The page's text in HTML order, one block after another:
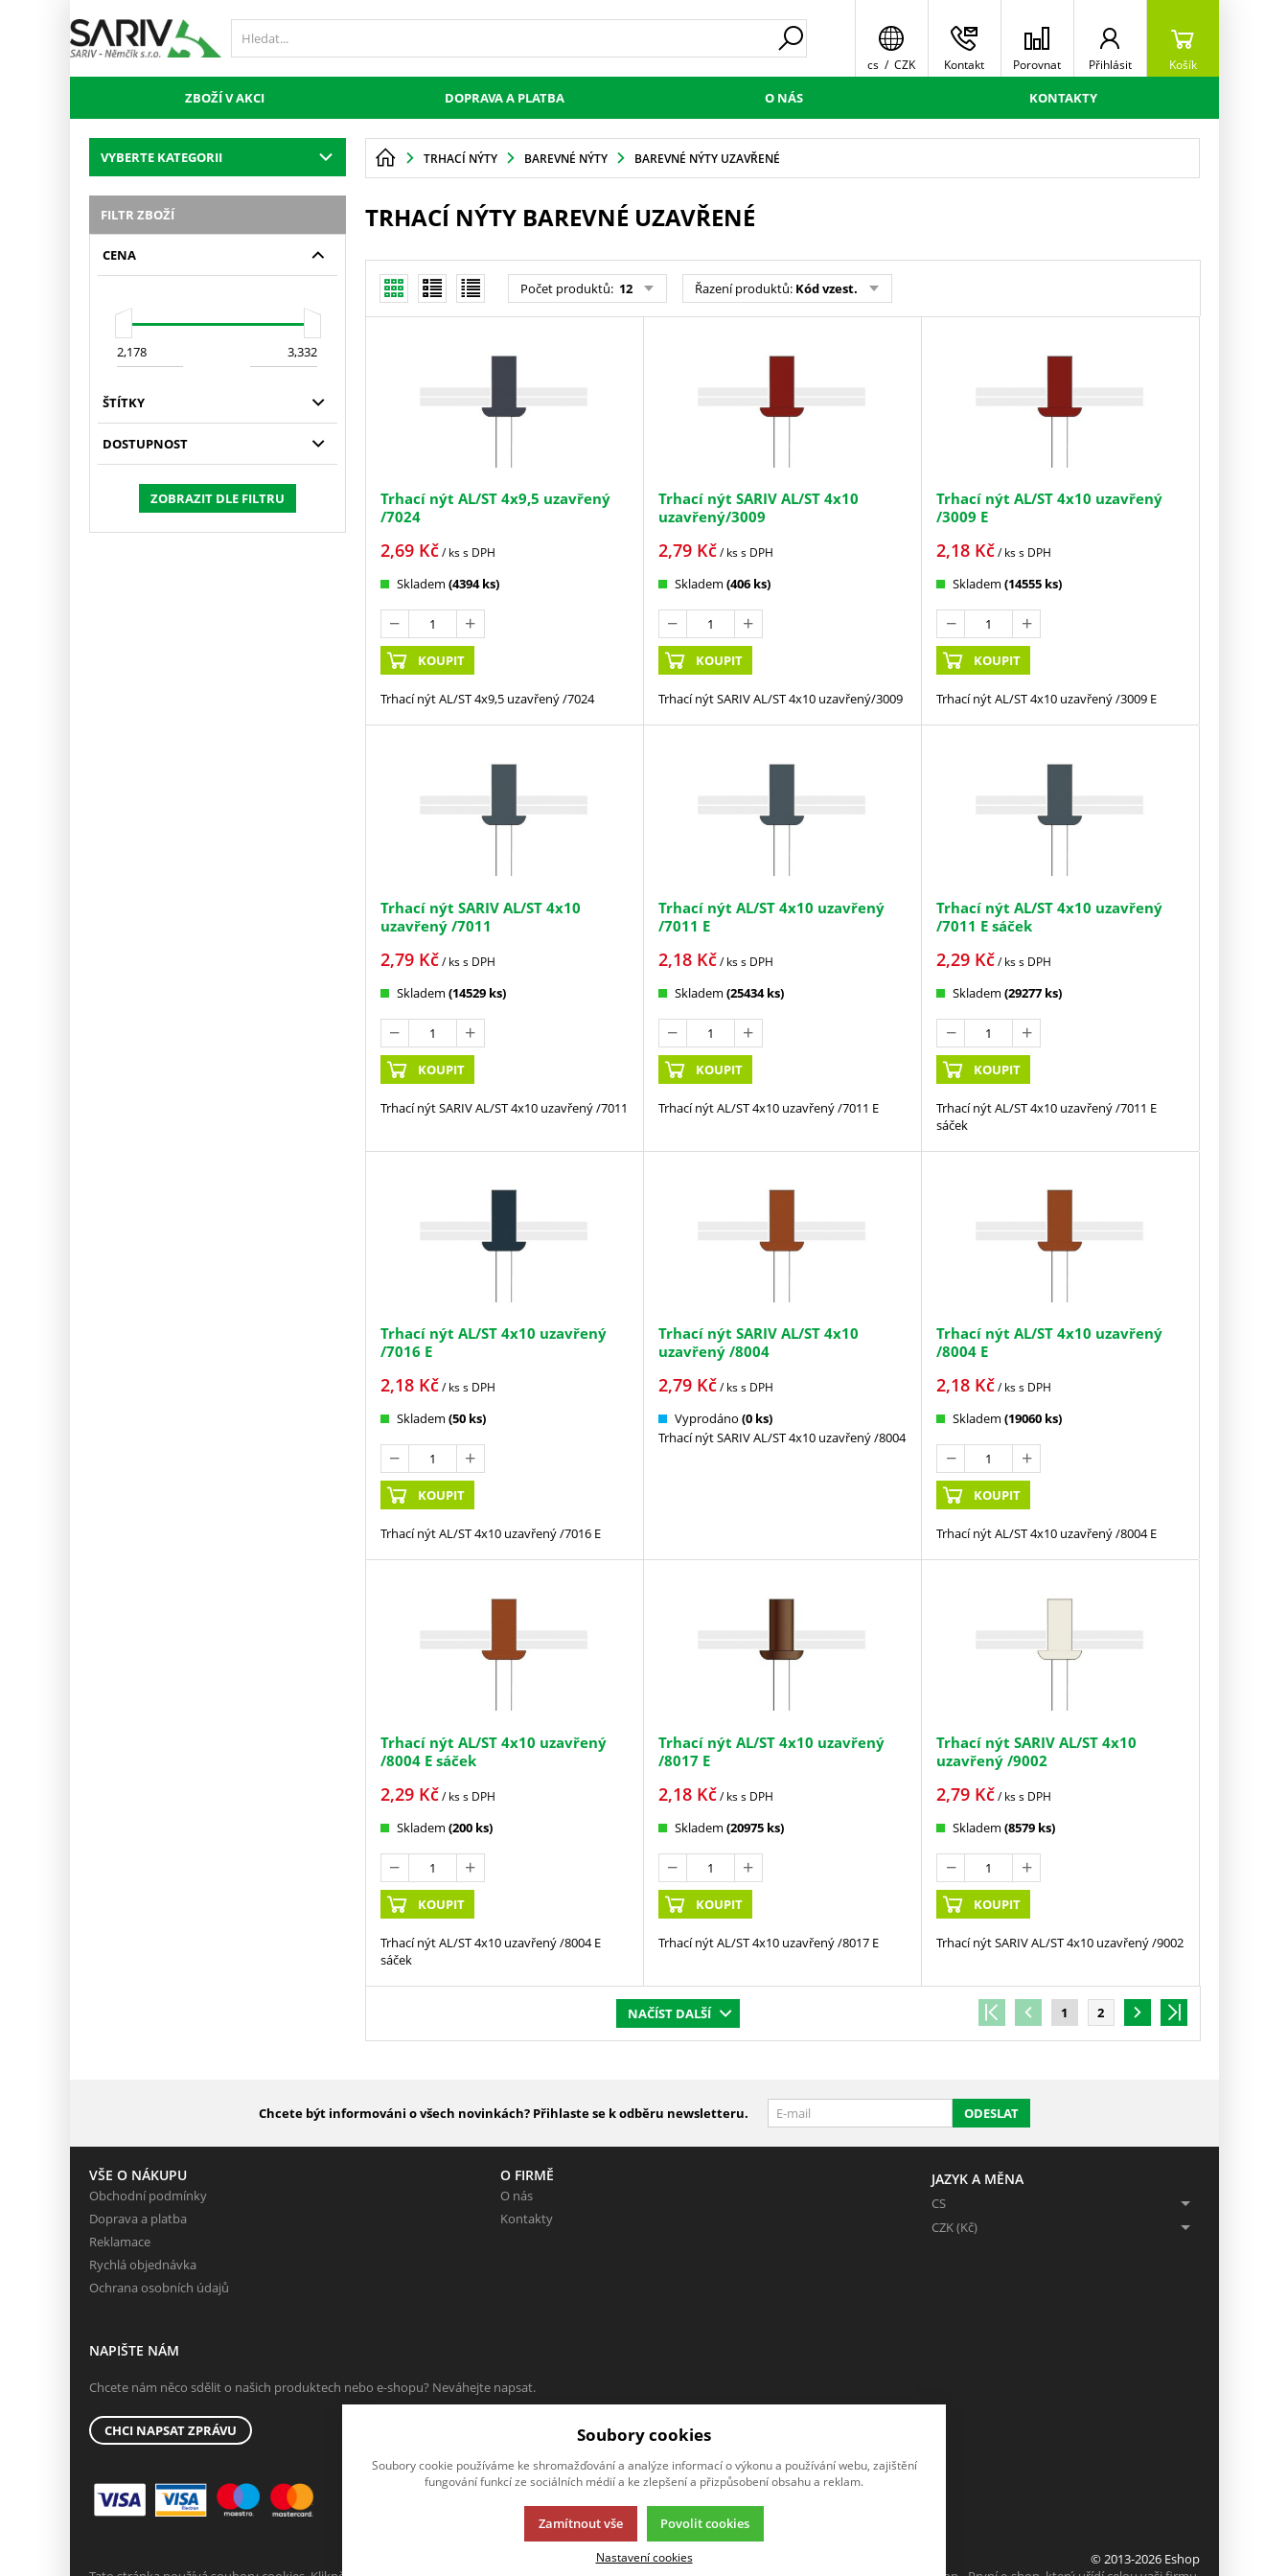
cs / CZK Kontakt Porovnat Přihlásit Košík
ZBOŽÍ V AKCI DOPRAVA A PLATBA O NÁS KONTAKTY
VYBERTE KATEGORII
FILTR ZBOŽÍ
CENA
ŠTÍTKY
DOSTUPNOST
ZOBRAZIT DLE FILTRU
TRHACÍ NÝTY BAREVNÉ NÝTY BAREVNÉ NÝTY UZAVŘENÉ
TRHACÍ NÝTY BAREVNÉ UZAVŘENÉ
Počet produktů: 12 Řazení produktů: Kód vzest.
Trhací nýt AL/ST 4x9,5 uzavřený
/7024
2,69Kč/ kss DPH
Skladem (4394 ks)
KOUPIT
Trhací nýt AL/ST 4x9,5 uzavřený /7024
Trhací nýt SARIV AL/ST 4x10
uzavřený/3009
2,79Kč/ kss DPH
Skladem (406 ks)
KOUPIT
Trhací nýt SARIV AL/ST 4x10 uzavřený/3009
Trhací nýt AL/ST 4x10 uzavřený
/3009 E
2,18 Kč/ kss DPH
Skladem (14555 ks)
KOUPIT
Trhací nýt AL/ST 4x10 uzavřený /3009 E
Trhací nýt SARIV AL/ST 4x10
uzavřený /7011
2,79Kč/ kss DPH
Skladem (14529 ks)
KOUPIT
Trhací nýt SARIV AL/ST 4x10 uzavřený /7011
Trhací nýt AL/ST 4x10 uzavřený
/7011 E
2,18Kč/ kss DPH
Skladem (25434 ks)
KOUPIT
Trhací nýt AL/ST 4x10 uzavřený /7011 E
Trhací nýt AL/ST 4x10 uzavřený
/7011 E sáček
2,29 Kč/ kss DPH
Skladem (29277 ks)
KOUPIT
Trhací nýt AL/ST 4x10 uzavřený /7011 E
sáček
Trhací nýt AL/ST 4x10 uzavřený
/7016 E
2,18Kč/ kss DPH
Skladem (50 ks)
KOUPIT
Trhací nýt AL/ST 4x10 uzavřený /7016 E
Trhací nýt SARIV AL/ST 4x10
uzavřený /8004
2,79Kč/ kss DPH
Vyprodáno (0 ks)
Trhací nýt SARIV AL/ST 4x10 uzavřený /8004
Trhací nýt AL/ST 4x10 uzavřený
/8004 E
2,18 Kč/ kss DPH
Skladem (19060 ks)
KOUPIT
Trhací nýt AL/ST 4x10 uzavřený /8004 E
Trhací nýt AL/ST 4x10 uzavřený
/8004 E sáček
2,29Kč/ kss DPH
Skladem (200 ks)
KOUPIT
Trhací nýt AL/ST 4x10 uzavřený /8004 E
sáček
Trhací nýt AL/ST 4x10 uzavřený
/8017 E
2,18Kč/ kss DPH
Skladem (20975 ks)
KOUPIT
Trhací nýt AL/ST 4x10 uzavřený /8017 E
Trhací nýt SARIV AL/ST 4x10
uzavřený /9002
2,79 Kč/ kss DPH
Skladem (8579 ks)
KOUPIT
Trhací nýt SARIV AL/ST 4x10 uzavřený /9002
NAČÍST DALŠÍ 1 2
Chcete být informováni o všech novinkách? Přihlaste se k odběru newsletteru. ODESLAT
VŠE O NÁKUPU
Obchodní podmínky
Doprava a platba
Reklamace
Rychlá objednávka
Ochrana osobních údajů
O FIRMĚ
O nás
Kontakty
JAZYK A MĚNA
CS
CZK (Kč)
NAPIŠTE NÁM
Chcete nám něco sdělit o našich produktech nebo e-shopu? Neváhejte napsat.
CHCI NAPSAT ZPRÁVU
© 2013-2026 Eshop
Soubory cookies
Soubory cookie používáme ke shromažďování a analýze informací o výkonu a používání webu, zajištění
fungování funkcí ze sociálních médií a ke zlepšení a přizpůsobení obsahu a reklam.
Zamítnout vše Povolit cookies
Nastavení cookies